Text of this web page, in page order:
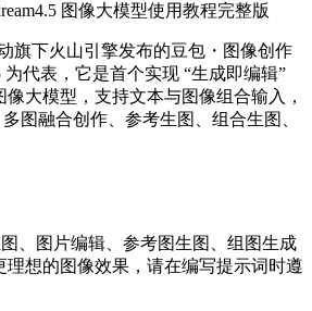
动旗下火山引擎发布的豆包・图像创作
为代表，它是首个实现 “生成即编辑”
大模型，支持文本与图像组合输入，
图融合创作、参考生图、组合生图、
图、图片编辑、参考图生图、组图生成
理想的图像效果，请在编写提示词时遵